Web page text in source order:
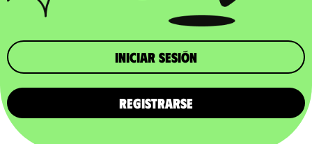
iniciar sesión
REGISTRARSE